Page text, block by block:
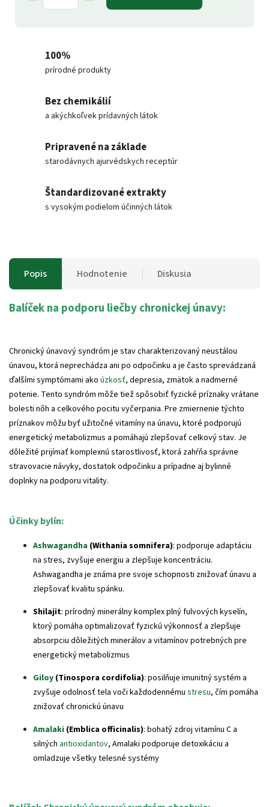
100%
prírodné produkty
Bez chemikálií
a akýchkoľvek prídavných látok
Pripravené na základe
starodávnych ajurvédskych receptúr
Štandardizované extrakty
s vysokým podielom účinných látok
Popis Hodnotenie Diskusia
Balíček na podporu liečby chronickej únavy:
Chronický únavový syndróm je stav charakterizovaný neustálou
únavou, ktorá neprechádza ani po odpočinku a je často sprevádzaná
ďalšími symptómami ako úzkosť, depresia, zmätok a nadmerné
potenie. Tento syndróm môže tiež spôsobiť fyzické príznaky vrátane
bolesti nôh a celkového pocitu vyčerpania. Pre zmiernenie týchto
príznakov môžu byť užitočné vitamíny na únavu, ktoré podporujú
energetický metabolizmus a pomáhajú zlepšovať celkový stav. Je
dôležité prijímať komplexnú starostlivosť, ktorá zahŕňa správne
stravovacie návyky, dostatok odpočinku a prípadne aj bylinné
doplnky na podporu vitality.
Účinky bylín:
Ashwagandha (Withania somnifera): podporuje adaptáciu
na stres, zvyšuje energiu a zlepšuje koncentráciu.
Ashwagandha je známa pre svoje schopnosti znižovať únavu a
zlepšovať kvalitu spánku.
Shilajit: prírodný minerálny komplex plný fulvových kyselín,
ktorý pomáha optimalizovať fyzickú výkonnosť a zlepšuje
absorpciu dôležitých minerálov a vitamínov potrebných pre
energetický metabolizmus
Giloy (Tinospora cordifolia): posilňuje imunitný systém a
zvyšuje odolnosť tela voči každodennému stresu, čím pomáha
znižovať chronickú únavu
Amalaki (Emblica officinalis): bohatý zdroj vitamínu C a
silných antioxidantov, Amalaki podporuje detoxikáciu a
omladzuje všetky telesné systémy